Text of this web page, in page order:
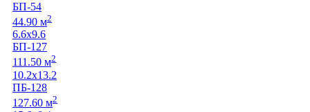
БП-54
44.90 м2
6.6х9.6
БП-127
111.50 м2
10.2х13.2
ПБ-128
127.60 м2